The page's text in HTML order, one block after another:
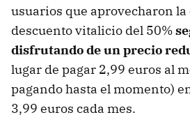
usuarios que aprovecharon la
descuento vitalicio del 50%
disfrutando de un precio
lugar de pagar 2,99 euros al
pagando hasta el momento)
3,99 euros cada mes.